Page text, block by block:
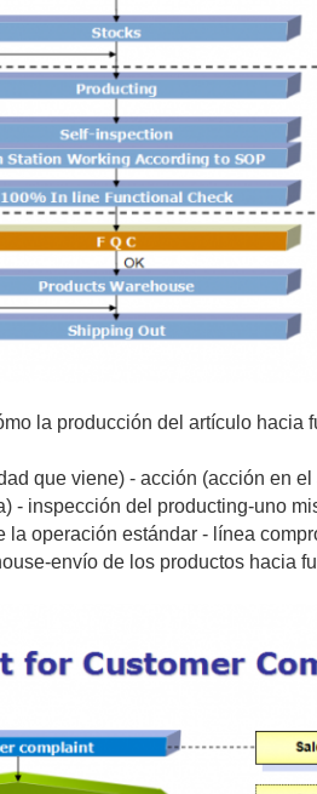
la producción del artículo hacia
que viene) - acción (acción en
- inspección del producting-uno
operación estándar - línea
envío de los productos hacia